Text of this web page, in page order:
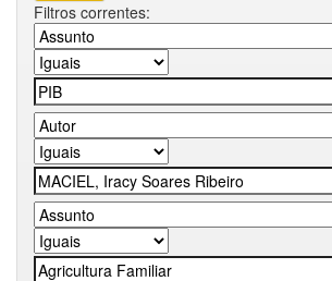
Filtros correntes: